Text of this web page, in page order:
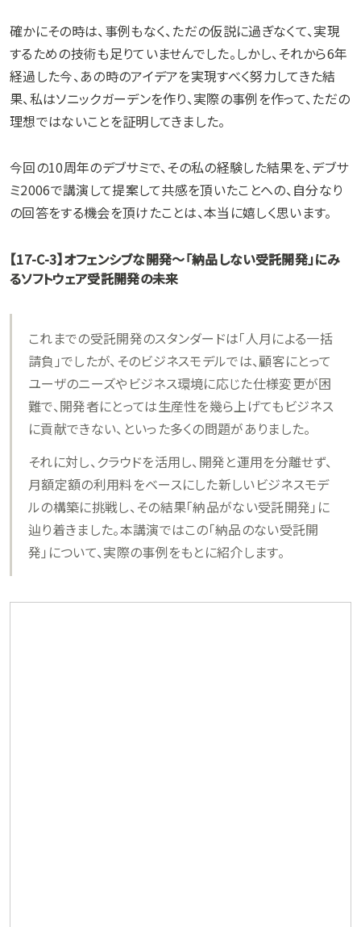
確かにその時は、事例もなく、ただの仮説に過ぎなくて、実現
するための技術も足りていませんでした。しかし、それから6年
経過した今、あの時のアイデアを実現すべく努力してきた結
果、私はソニックガーデンを作り、実際の事例を作って、ただの
理想ではないことを証明してきました。
今回の10周年のデブサミで、その私の経験した結果を、デブサ
ミ2006で講演して提案して共感を頂いたことへの、自分なり
の回答をする機会を頂けたことは、本当に嬉しく思います。
【17-C-3】オフェンシブな開発～「納品しない受託開発」にみ
るソフトウェア受託開発の未来
これまでの受託開発のスタンダードは「人月による一括
請負」でしたが、そのビジネスモデルでは、顧客にとって
ユーザのニーズやビジネス環境に応じた仕様変更が困
難で、開発者にとっては生産性を幾ら上げてもビジネス
に貢献できない、といった多くの問題がありました。
それに対し、クラウドを活用し、開発と運用を分離せず、
月額定額の利用料をベースにした新しいビジネスモデ
ルの構築に挑戦し、その結果「納品がない受託開発」に
辿り着きました。本講演ではこの「納品のない受託開
発」について、実際の事例をもとに紹介します。